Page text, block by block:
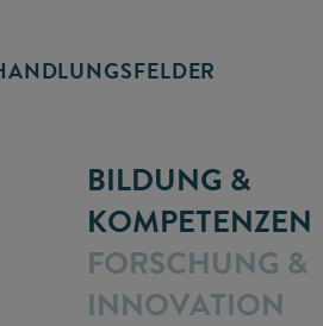
BILDUNG &
KOMPETENZEN
FORSCHUNG &
INNOVATION